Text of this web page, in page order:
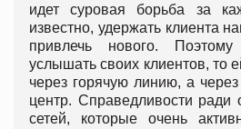
идет суровая борьба за
известно, удержать клиента
привлечь нового.
услышать своих клиентов, то
через горячую линию, а
центр. Справедливости ради
сетей, которые очень